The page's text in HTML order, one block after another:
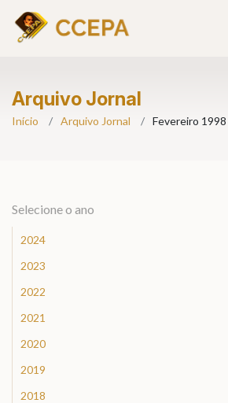
Arquivo Jornal
Início Arquivo Jornal Fevereiro 1998
Selecione o ano
2024
2023
2022
2021
2020
2019
2018